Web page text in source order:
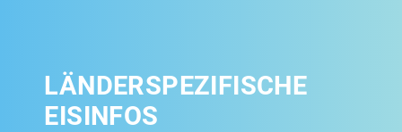
LÄNDERSPEZIFISCHE
EISINFOS